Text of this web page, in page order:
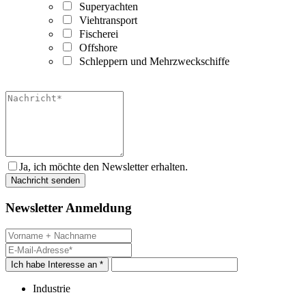
Superyachten
Viehtransport
Fischerei
Offshore
Schleppern und Mehrzweckschiffe
Ja, ich möchte den Newsletter erhalten.
Newsletter Anmeldung
Ich habe Interesse an *
Industrie